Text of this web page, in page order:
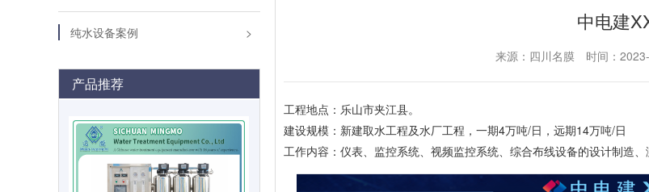
纯水设备案例
产品推荐
中电建
来源：四川名膜 时间：
工程地点：乐山市夹江县。
建设规模：新建取水工程及水厂工程，一期4万吨/日，远期14万吨/日
工作内容：仪表、监控系统、视频监控系统、综合布线设备的设计制造